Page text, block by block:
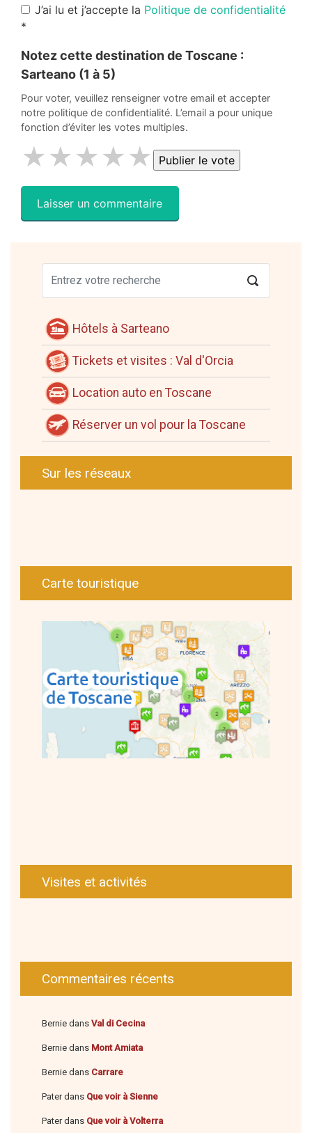
J’ai lu et j’accepte la Politique de confidentialité
*
Notez cette destination de Toscane :
Sarteano (1 à 5)
Pour voter, veuillez renseigner votre email et accepter
notre politique de confidentialité. L’email a pour unique
fonction d’éviter les votes multiples.
★
★
★
★
★
Hôtels à Sarteano
Tickets et visites : Val d'Orcia
Location auto en Toscane
Réserver un vol pour la Toscane
Sur les réseaux
Carte touristique
Visites et activités
Commentaires récents
Bernie dans Val di Cecina
Bernie dans Mont Amiata
Bernie dans Carrare
Paterdans Que voir à Sienne
Paterdans Que voir à Volterra